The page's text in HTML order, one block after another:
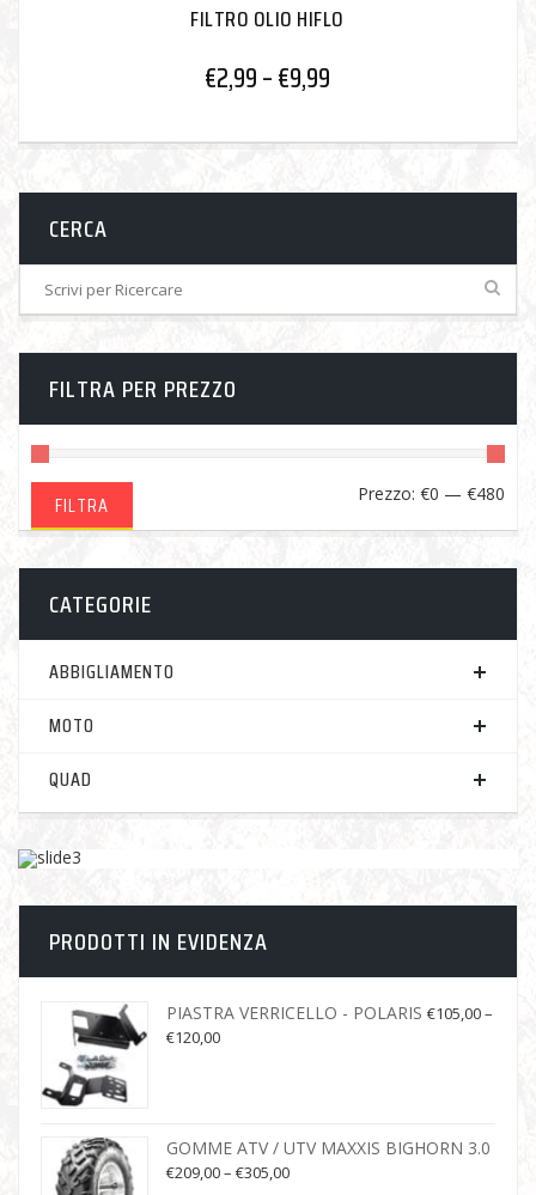
FILTRO OLIO HIFLO
€2,99–€9,99
CERCA
FILTRA PER PREZZO
FILTRA Prezzo: €0 — €480
CATEGORIE
ABBIGLIAMENTO
MOTO
QUAD
PRODOTTI IN EVIDENZA
PIASTRA VERRICELLO - POLARIS €105,00–
€120,00
GOMME ATV / UTV MAXXIS BIGHORN 3.0
€209,00– €305,00